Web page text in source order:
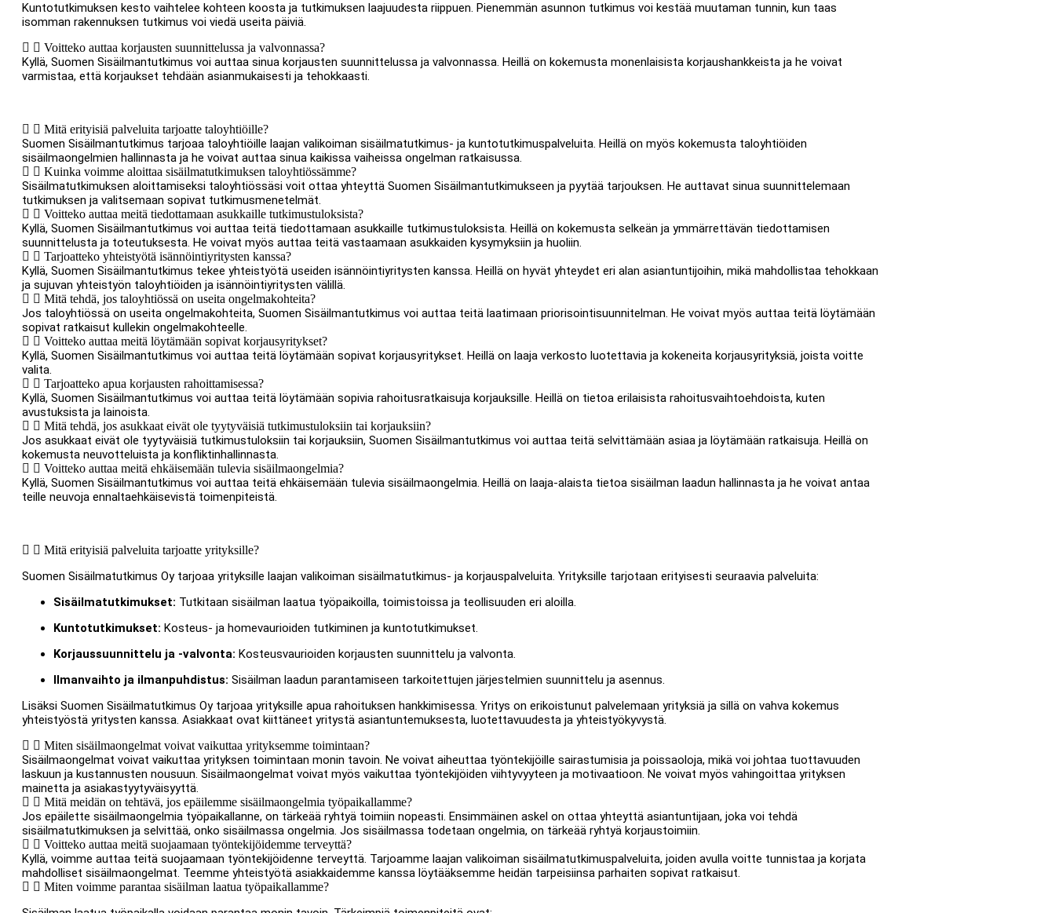
Kuntotutkimuksen kesto vaihtelee kohteen koosta ja tutkimuksen laajuudesta riippuen. Pienemmän asunnon tutkimus voi kestää muutaman tunnin, kun taas
isomman rakennuksen tutkimus voi viedä useita päiviä.
Voitteko auttaa korjausten suunnittelussa ja valvonnassa?
Kyllä, Suomen Sisäilmantutkimus voi auttaa sinua korjausten suunnittelussa ja valvonnassa. Heillä on kokemusta monenlaisista korjaushankkeista ja he voivat
varmistaa, että korjaukset tehdään asianmukaisesti ja tehokkaasti.
Mitä erityisiä palveluita tarjoatte taloyhtiöille?
Suomen Sisäilmantutkimus tarjoaa taloyhtiöille laajan valikoiman sisäilmatutkimus- ja kuntotutkimuspalveluita. Heillä on myös kokemusta taloyhtiöiden
sisäilmaongelmien hallinnasta ja he voivat auttaa sinua kaikissa vaiheissa ongelman ratkaisussa.
Kuinka voimme aloittaa sisäilmatutkimuksen taloyhtiössämme?
Sisäilmatutkimuksen aloittamiseksi taloyhtiössäsi voit ottaa yhteyttä Suomen Sisäilmantutkimukseen ja pyytää tarjouksen. He auttavat sinua suunnittelemaan
tutkimuksen ja valitsemaan sopivat tutkimusmenetelmät.
Voitteko auttaa meitä tiedottamaan asukkaille tutkimustuloksista?
Kyllä, Suomen Sisäilmantutkimus voi auttaa teitä tiedottamaan asukkaille tutkimustuloksista. Heillä on kokemusta selkeän ja ymmärrettävän tiedottamisen
suunnittelusta ja toteutuksesta. He voivat myös auttaa teitä vastaamaan asukkaiden kysymyksiin ja huoliin.
Tarjoatteko yhteistyötä isännöintiyritysten kanssa?
Kyllä, Suomen Sisäilmantutkimus tekee yhteistyötä useiden isännöintiyritysten kanssa. Heillä on hyvät yhteydet eri alan asiantuntijoihin, mikä mahdollistaa tehokkaan
ja sujuvan yhteistyön taloyhtiöiden ja isännöintiyritysten välillä.
Mitä tehdä, jos taloyhtiössä on useita ongelmakohteita?
Jos taloyhtiössä on useita ongelmakohteita, Suomen Sisäilmantutkimus voi auttaa teitä laatimaan priorisointisuunnitelman. He voivat myös auttaa teitä löytämään
sopivat ratkaisut kullekin ongelmakohteelle.
Voitteko auttaa meitä löytämään sopivat korjausyritykset?
Kyllä, Suomen Sisäilmantutkimus voi auttaa teitä löytämään sopivat korjausyritykset. Heillä on laaja verkosto luotettavia ja kokeneita korjausyrityksiä, joista voitte
valita.
Tarjoatteko apua korjausten rahoittamisessa?
Kyllä, Suomen Sisäilmantutkimus voi auttaa teitä löytämään sopivia rahoitusratkaisuja korjauksille. Heillä on tietoa erilaisista rahoitusvaihtoehdoista, kuten
avustuksista ja lainoista.
Mitä tehdä, jos asukkaat eivät ole tyytyväisiä tutkimustuloksiin tai korjauksiin?
Jos asukkaat eivät ole tyytyväisiä tutkimustuloksiin tai korjauksiin, Suomen Sisäilmantutkimus voi auttaa teitä selvittämään asiaa ja löytämään ratkaisuja. Heillä on
kokemusta neuvotteluista ja konfliktinhallinnasta.
Voitteko auttaa meitä ehkäisemään tulevia sisäilmaongelmia?
Kyllä, Suomen Sisäilmantutkimus voi auttaa teitä ehkäisemään tulevia sisäilmaongelmia. Heillä on laaja-alaista tietoa sisäilman laadun hallinnasta ja he voivat antaa
teille neuvoja ennaltaehkäisevistä toimenpiteistä.
Mitä erityisiä palveluita tarjoatte yrityksille?
Suomen Sisäilmatutkimus Oy tarjoaa yrityksille laajan valikoiman sisäilmatutkimus- ja korjauspalveluita. Yrityksille tarjotaan erityisesti seuraavia palveluita:
Sisäilmatutkimukset: Tutkitaan sisäilman laatua työpaikoilla, toimistoissa ja teollisuuden eri aloilla.
Kuntotutkimukset: Kosteus- ja homevaurioiden tutkiminen ja kuntotutkimukset.
Korjaussuunnittelu ja -valvonta: Kosteusvaurioiden korjausten suunnittelu ja valvonta.
Ilmanvaihto ja ilmanpuhdistus: Sisäilman laadun parantamiseen tarkoitettujen järjestelmien suunnittelu ja asennus.
Lisäksi Suomen Sisäilmatutkimus Oy tarjoaa yrityksille apua rahoituksen hankkimisessa. Yritys on erikoistunut palvelemaan yrityksiä ja sillä on vahva kokemus
yhteistyöstä yritysten kanssa. Asiakkaat ovat kiittäneet yritystä asiantuntemuksesta, luotettavuudesta ja yhteistyökyvystä.
Miten sisäilmaongelmat voivat vaikuttaa yrityksemme toimintaan?
Sisäilmaongelmat voivat vaikuttaa yrityksen toimintaan monin tavoin. Ne voivat aiheuttaa työntekijöille sairastumisia ja poissaoloja, mikä voi johtaa tuottavuuden
laskuun ja kustannusten nousuun. Sisäilmaongelmat voivat myös vaikuttaa työntekijöiden viihtyvyyteen ja motivaatioon. Ne voivat myös vahingoittaa yrityksen
mainetta ja asiakastyytyväisyyttä.
Mitä meidän on tehtävä, jos epäilemme sisäilmaongelmia työpaikallamme?
Jos epäilette sisäilmaongelmia työpaikallanne, on tärkeää ryhtyä toimiin nopeasti. Ensimmäinen askel on ottaa yhteyttä asiantuntijaan, joka voi tehdä
sisäilmatutkimuksen ja selvittää, onko sisäilmassa ongelmia. Jos sisäilmassa todetaan ongelmia, on tärkeää ryhtyä korjaustoimiin.
Voitteko auttaa meitä suojaamaan työntekijöidemme terveyttä?
Kyllä, voimme auttaa teitä suojaamaan työntekijöidenne terveyttä. Tarjoamme laajan valikoiman sisäilmatutkimuspalveluita, joiden avulla voitte tunnistaa ja korjata
mahdolliset sisäilmaongelmat. Teemme yhteistyötä asiakkaidemme kanssa löytääksemme heidän tarpeisiinsa parhaiten sopivat ratkaisut.
Miten voimme parantaa sisäilman laatua työpaikallamme?